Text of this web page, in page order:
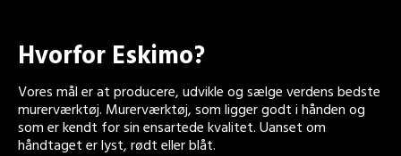
Hvorfor Eskimo?
Vores mål er at producere, udvikle og sælge verdens bedste
murerværktøj. Murerværktøj, som ligger godt i hånden og
som er kendt for sin ensartede kvalitet. Uanset om
håndtaget er lyst, rødt eller blåt.